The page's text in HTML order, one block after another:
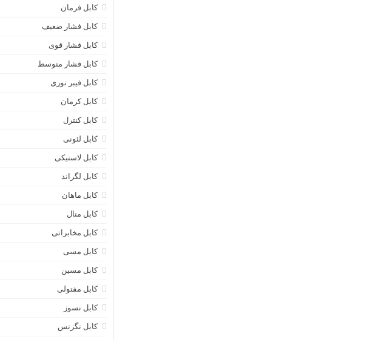
کابل فرمان
کابل فشار ضعیف
کابل فشار قوی
کابل فشار متوسط
کابل فیبر نوری
کابل کرمان
کابل کنترل
کابل لئونی
کابل لاستیکی
کابل لگراند
کابل ماهان
کابل متال
کابل مخابراتی
کابل مسی
کابل مسین
کابل مفتولی
کابل نسوز
کابل نگزنس